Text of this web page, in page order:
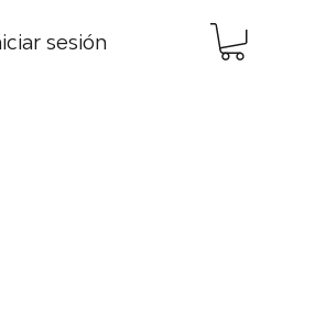
sesión